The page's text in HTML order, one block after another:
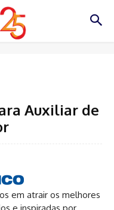
Auxiliar de
em atrair os melhores
e inspiradas por